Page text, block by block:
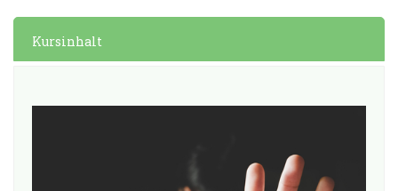
Kursinhalt